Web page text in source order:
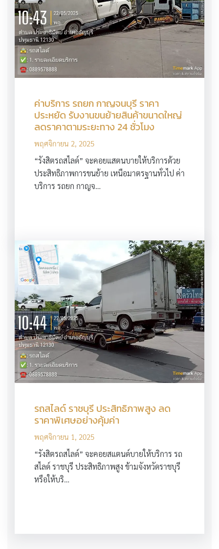
ค่าบริการ รถยก กาญจนบุรี ราคา
ประหยัด รับงานขนย้ายสินค้าขนาดใหญ่
ลดราคาตามระยะทาง 24 ชั่วโมง
พฤศจิกายน 2, 2025
“รังสิตรถสไลด์” จะคอยแสตนบายให้บริการด้วย
ประสิทธิภาพการขนย้าย เหนือมาตรฐานทั่วไป ค่า
บริการ รถยก กาญจ…
รถสไลด์ ราชบุรี ประสิทธิภาพสูง ลด
ราคาพิเศษอย่างคุ้มค่า
พฤศจิกายน 1, 2025
“รังสิตรถสไลด์” จะคอยสแตนด์บายให้บริการ รถ
สไลด์ ราชบุรี ประสิทธิภาพสูง ข้ามจังหวัดราชบุรี
หรือให้บริ…